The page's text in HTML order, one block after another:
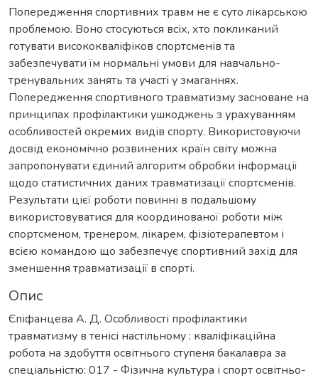
Попередження спортивних травм не є суто лікарською
проблемою. Воно стосуються всіх, хто покликаний
готувати висококваліфіков спортсменів та
забезпечувати їм нормальні умови для навчально-
тренувальних занять та участі у змаганнях.
Попередження спортивного травматизму засноване на
принципах профілактики ушкоджень з урахуванням
особливостей окремих видів спорту. Використовуючи
досвід економічно розвинених країн світу можна
запропонувати єдиний алгоритм обробки інформації
щодо статистичних даних травматизації спортсменів.
Результати цієї роботи повинні в подальшому
використовуватися для координованої роботи між
спортсменом, тренером, лікарем, фізіотерапевтом і
всією командою що забезпечує спортивний захід для
зменшення травматизації в спорті.
Опис
Єпіфанцева А. Д. Особливості профілактики
травматизму в тенісі настільному : кваліфікаційна
робота на здобуття освітнього ступеня бакалавра за
спеціальністю: 017 - Фізична культура і спорт освітньо-